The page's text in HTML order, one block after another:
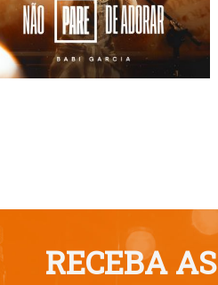
RECEBA AS